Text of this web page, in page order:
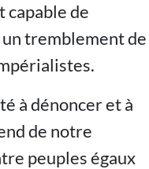
capable de
tremblement de
à dénoncer et à
de notre
peuples égaux